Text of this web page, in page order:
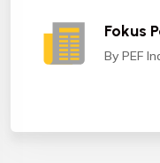
Fokus
By PEF